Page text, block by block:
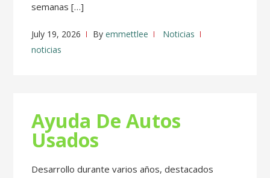
semanas […]
July 19, 2026 Byemmettlee
Noticias
noticias
Ayuda De Autos
Usados
Desarrollo durante varios años, destacados